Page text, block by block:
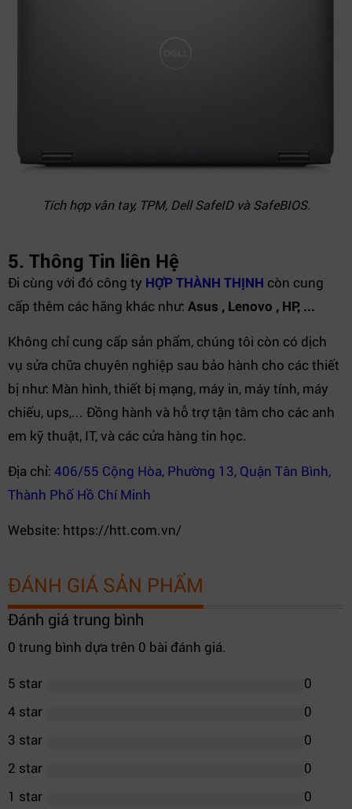
Tích hợp vân tay, TPM, Dell SafeID và SafeBIOS.
5. Thông Tin liên Hệ
Đi cùng với đó công ty HỢP THÀNH THỊNH còn cung
cấp thêm các hãng khác như: Asus , Lenovo , HP, ...
Không chỉ cung cấp sản phẩm, chúng tôi còn có dịch
vụ sửa chữa chuyên nghiệp sau bảo hành cho các thiết
bị như: Màn hình, thiết bị mạng, máy in, máy tính, máy
chiếu, ups,... Đồng hành và hỗ trợ tận tâm cho các anh
em kỹ thuật, IT, và các cửa hàng tin học.
Địa chỉ: 406/55 Cộng Hòa, Phường 13, Quận Tân Bình,
Thành Phố Hồ Chí Minh
Website: https://htt.com.vn/
ĐÁNH GIÁ SẢN PHẨM
Đánh giá trung bình
0 trung bình dựa trên 0 bài đánh giá.
5 star
0
4 star
0
3 star
0
2 star
0
1 star
0